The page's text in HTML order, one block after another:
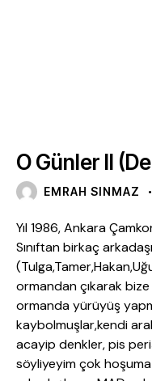
O Günler II
EMRAH SINMAZ
Yıl 1986, Ankara
Sınıftan birkaç
ormandan çıkarak
ormanda yürüyüş
kaybolmuşlar,kendi
acayip denkler, pis
söyliyeyim çok